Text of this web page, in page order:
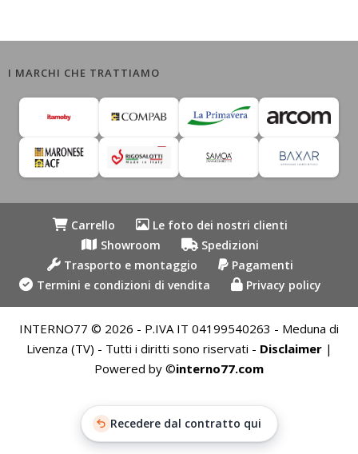
I MARCHI CHE TRATTIAMO
Carrello
Le foto dei nostri clienti
Showroom
Spedizioni
Trasporto e montaggio
Pagamenti
Termini e condizioni di vendita
Privacy policy
INTERNO77 © 2026 - P.IVA IT 04199540263 - Meduna di
Livenza (TV) - Tutti i diritti sono riservati - Disclaimer|
Powered by ©interno77.com
Recedere dal contratto qui